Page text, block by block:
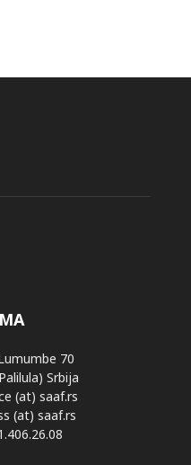
70
Srbija
(at) saaf.rs
(at) saaf.rs